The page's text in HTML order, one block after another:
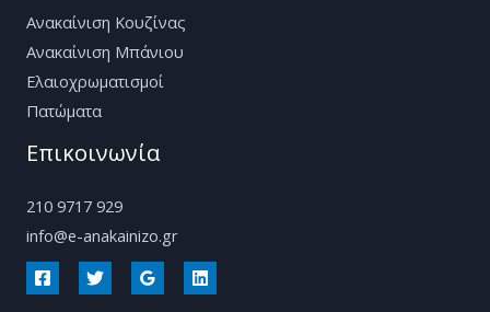
Ανακαίνιση Κουζίνας
Ανακαίνιση Μπάνιου
Ελαιοχρωματισμοί
Πατώματα
Επικοινωνία
210 9717 929
info@e-anakainizo.gr